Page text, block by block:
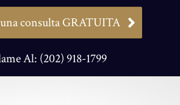
consulta GRATUITA
Al: (202) 918-1799